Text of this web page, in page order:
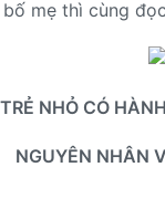
mẹ thì cùng
TRẺ NHỎ CÓ
NGUYÊN NHÂN